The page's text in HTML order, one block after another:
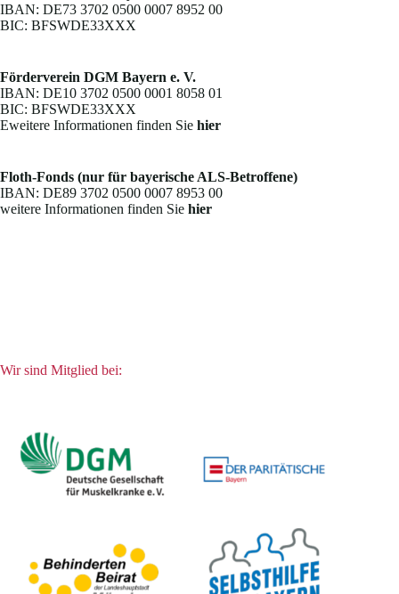
IBAN: DE73 3702 0500 0007 8952 00
BIC: BFSWDE33XXX
Förderverein DGM Bayern e. V.
IBAN: DE10 3702 0500 0001 8058 01
BIC: BFSWDE33XXX
Eweitere Informationen finden Sie hier
Floth-Fonds (nur für bayerische ALS-Betroffene)
IBAN: DE89 3702 0500 0007 8953 00
weitere Informationen finden Sie hier
Wir sind Mitglied bei: